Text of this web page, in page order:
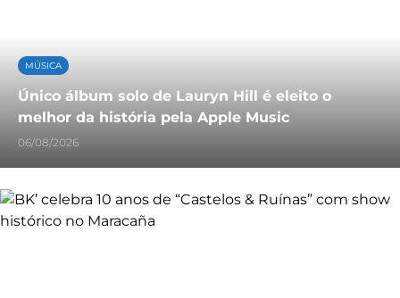
MÚSICA
Único álbum solo de Lauryn Hill é eleito o
melhor da história pela Apple Music
06/08/2026